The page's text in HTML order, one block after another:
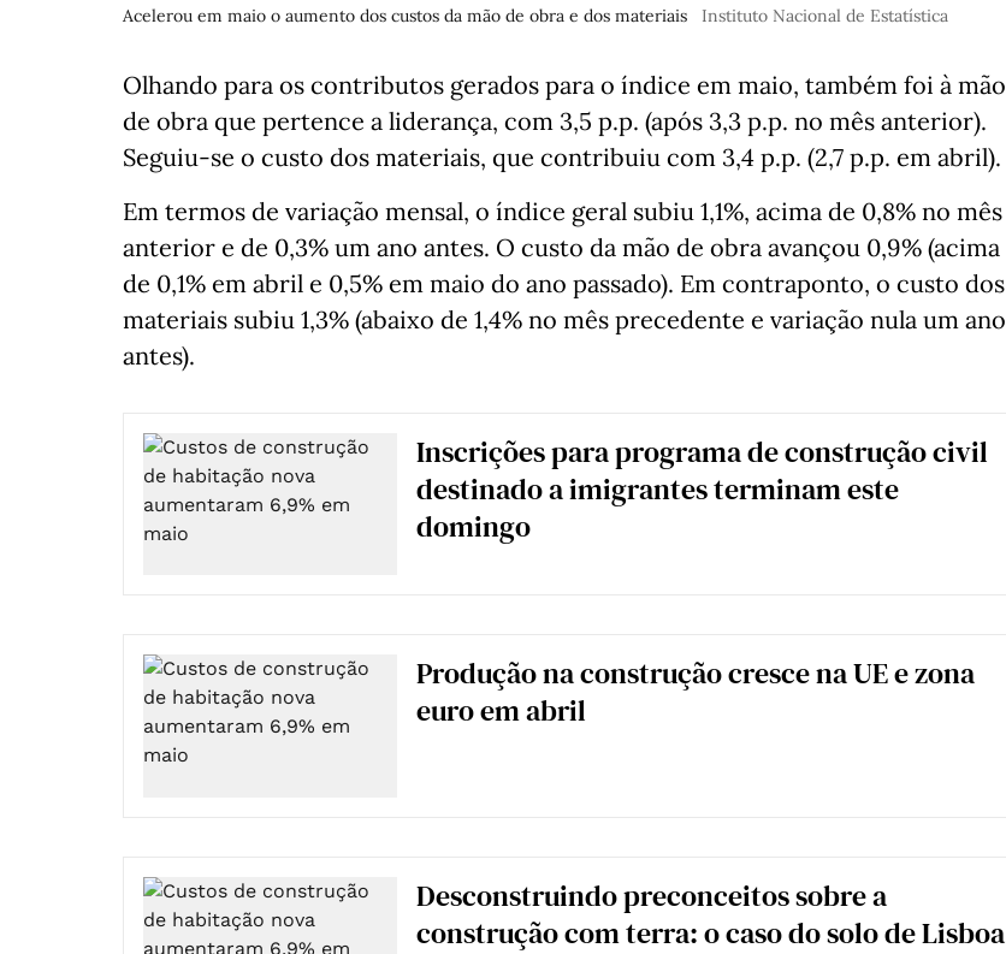
Acelerou em maio o aumento dos custos da mão de obra e dos materiais Instituto Nacional de Estatística
Olhando para os contributos gerados para o índice em maio, também foi à mão
de obra que pertence a liderança, com 3,5 p.p. (após 3,3 p.p. no mês anterior).
Seguiu-se o custo dos materiais, que contribuiu com 3,4 p.p. (2,7 p.p. em abril).
Em termos de variação mensal, o índice geral subiu 1,1%, acima de 0,8% no mês
anterior e de 0,3% um ano antes. O custo da mão de obra avançou 0,9% (acima
de 0,1% em abril e 0,5% em maio do ano passado). Em contraponto, o custo dos
materiais subiu 1,3% (abaixo de 1,4% no mês precedente e variação nula um ano
antes).
Inscrições para programa de construção civil
destinado a imigrantes terminam este
domingo
Produção na construção cresce na UE e zona
euro em abril
Desconstruindo preconceitos sobre a
construção com terra: o caso do solo de Lisboa